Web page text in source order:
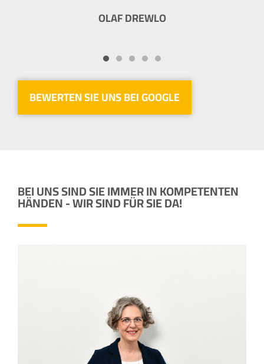
OLAF DREWLO
BEWERTEN SIE UNS BEI GOOGLE
BEI UNS SIND SIE IMMER IN KOMPETENTEN
HÄNDEN - WIR SIND FÜR SIE DA!
Service Assistentin, Beratungsstelle Hamm